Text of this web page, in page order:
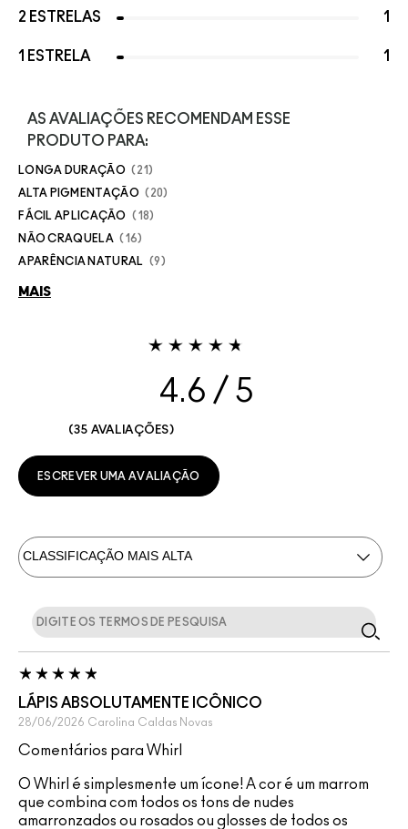
2 ESTRELAS 1
1 ESTRELA 1
AS AVALIAÇÕES RECOMENDAM ESSE
PRODUTO PARA:
LONGA DURAÇÃO 21
ALTA PIGMENTAÇÃO 20
FÁCIL APLICAÇÃO 18
NÃO CRAQUELA 16
APARÊNCIA NATURAL 9
MAIS
4.6
35 AVALIAÇÕES
ESCREVER UMA AVALIAÇÃO
LÁPIS ABSOLUTAMENTE ICÔNICO
28/06/2026 Carolina Caldas Novas
Comentários para Whirl
O Whirl é simplesmente um ícone! A cor é um marrom
que combina com todos os tons de nudes
amarronzados ou rosados ou glosses de todos os